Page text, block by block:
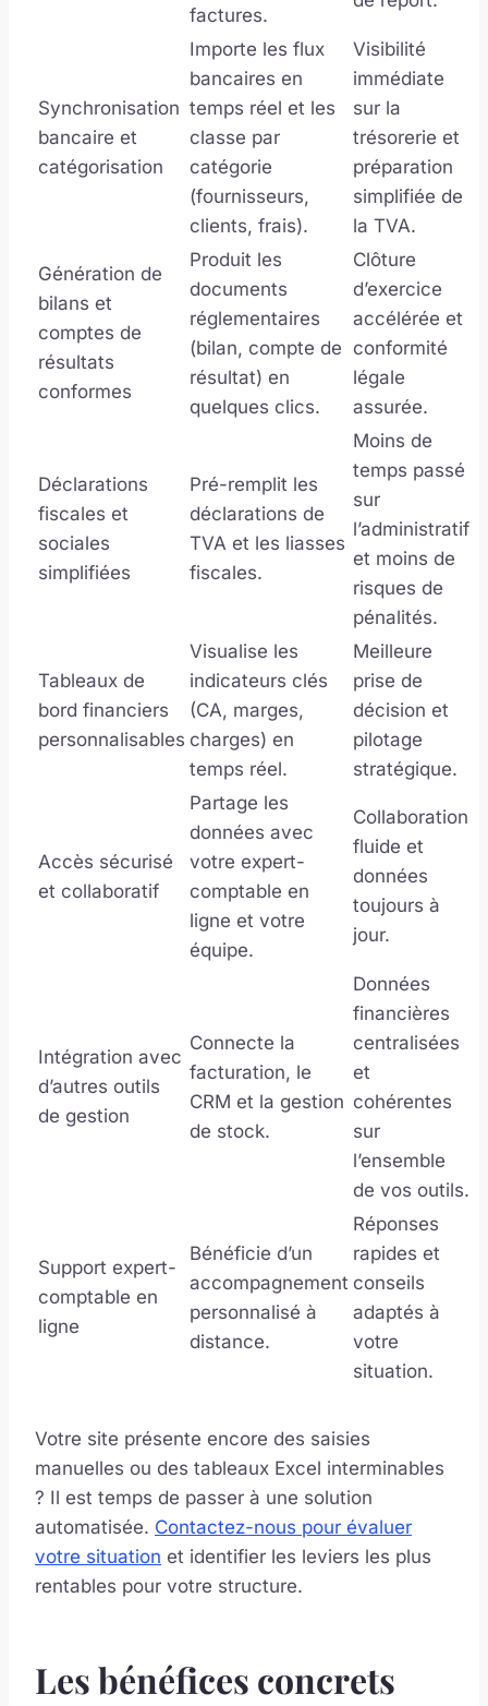
factures.
Synchronisation
bancaire et
catégorisation
Importe les flux
bancaires en
temps réel et les
classe par
catégorie
(fournisseurs,
clients, frais).
Visibilité
immédiate
sur la
trésorerie et
préparation
simplifiée de
la TVA.
Génération de
bilans et
comptes de
résultats
conformes
Produit les
documents
réglementaires
(bilan, compte de
résultat) en
quelques clics.
Clôture
d’exercice
accélérée et
conformité
légale
assurée.
Déclarations
fiscales et
sociales
simplifiées
Pré-remplit les
déclarations de
TVA et les liasses
fiscales.
Moins de
temps passé
sur
l’administratif
et moins de
risques de
pénalités.
Tableaux de
bord financiers
personnalisables
Visualise les
indicateurs clés
(CA, marges,
charges) en
temps réel.
Meilleure
prise de
décision et
pilotage
stratégique.
Accès sécurisé
et collaboratif
Partage les
données avec
votre expert-
comptable en
ligne et votre
équipe.
Collaboration
fluide et
données
toujours à
jour.
Intégration avec
d’autres outils
de gestion
Connecte la
facturation, le
CRM et la gestion
de stock.
Données
financières
centralisées
et
cohérentes
sur
l’ensemble
de vos outils.
Support expert-
comptable en
ligne
Bénéficie d’un
accompagnement
personnalisé à
distance.
Réponses
rapides et
conseils
adaptés à
votre
situation.
Votre site présente encore des saisies
manuelles ou des tableaux Excel interminables
? Il est temps de passer à une solution
automatisée. Contactez-nous pour évaluer
votre situation et identifier les leviers les plus
rentables pour votre structure.
Les bénéfices concrets